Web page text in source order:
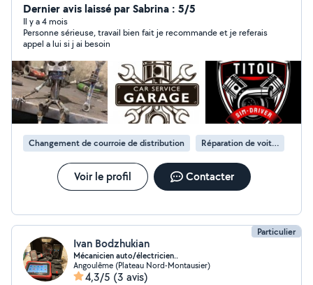
Dernier avis laissé par Sabrina : 5/5
Il y a 4 mois
Personne sérieuse, travail bien fait je recommande et je referais
appel a lui si j ai besoin
Changement de courroie de distribution Réparation de voiture
Voir le profil Contacter
Particulier
Ivan Bodzhukian
Mécanicien auto/électricien..
Angoulême (Plateau Nord-Montausier)
4,3/5 (3 avis)